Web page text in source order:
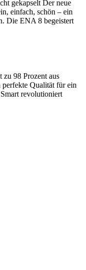
gekapselt Der neue
einfach, schön – ein
Die ENA 8 begeistert
zu 98 Prozent aus
perfekte Qualität für ein
revolutioniert